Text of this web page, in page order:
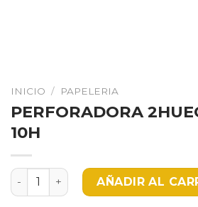
INICIO / PAPELERIA
PERFORADORA
10H
PERFORADORA 2HUECOS OE342
AÑADIR AL